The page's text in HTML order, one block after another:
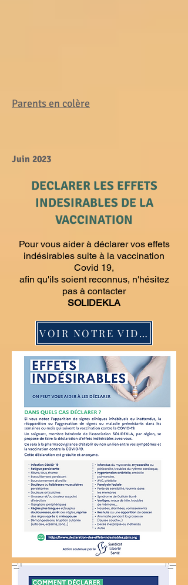
Parents en colère
Juin 2023
DECLARER LES EFFETS
INDESIRABLES DE LA
VACCINATION
Pour vous aider à déclarer vos effets
indésirables suite à la vaccination
Covid 19,
afin qu'ils soient reconnus, n'hésitez
pas à contacter
SOLIDEKLA
VOIR NOTRE VIDEO